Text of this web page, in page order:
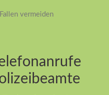
vermeiden